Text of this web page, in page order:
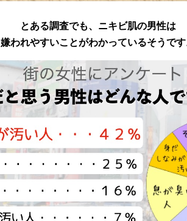
とある調査でも、ニキビ肌の男性は
嫌われやすいことがわかっているそうです